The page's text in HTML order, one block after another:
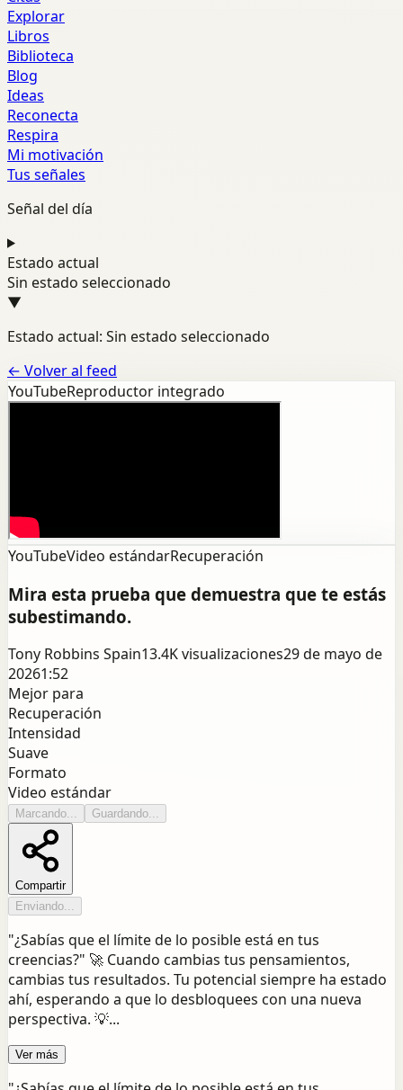
Explorar
Libros
Biblioteca
Blog
Ideas
Reconecta
Respira
Mi motivación
Tus señales
Señal del día
Estado actual
Sin estado seleccionado
▼
Estado actual: Sin estado seleccionado
← Volver al feed
YouTubeReproductor integrado
YouTubeVideo estándarRecuperación
Mira esta prueba que demuestra que te estás
subestimando.
Tony Robbins Spain13.4Kvisualizaciones29 de mayo de
20261:52
Mejor para
Recuperación
Intensidad
Suave
Formato
Video estándar
Marcando... Guardando...
Compartir
Enviando...
"¿Sabías que el límite de lo posible está en tus
creencias?" 🚀 Cuando cambias tus pensamientos,
cambias tus resultados. Tu potencial siempre ha estado
ahí, esperando a que lo desbloquees con una nueva
perspectiva. 💡...
Ver más